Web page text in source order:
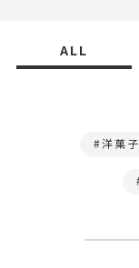
ALL
洋菓子